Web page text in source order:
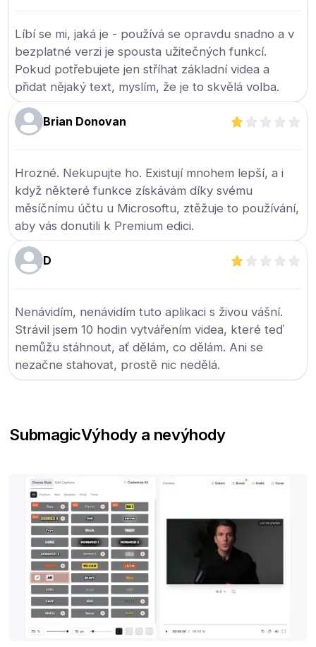
Líbí se mi, jaká je - používá se opravdu snadno a v
bezplatné verzi je spousta užitečných funkcí.
Pokud potřebujete jen stříhat základní videa a
přidat nějaký text, myslím, že je to skvělá volba.
Brian Donovan
Hrozné. Nekupujte ho. Existují mnohem lepší, a i
když některé funkce získávám díky svému
měsíčnímu účtu u Microsoftu, ztěžuje to používání,
aby vás donutili k Premium edici.
D
Nenávidím, nenávidím tuto aplikaci s živou vášní.
Strávil jsem 10 hodin vytvářením videa, které teď
nemůžu stáhnout, ať dělám, co dělám. Ani se
nezačne stahovat, prostě nic nedělá.
SubmagicVýhody a nevýhody